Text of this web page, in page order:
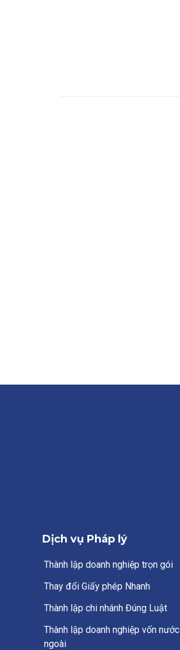
Dịch vụ Pháp lý
Thành lập doanh nghiệp trọn gói
Thay đổi Giấy phép Nhanh
Thành lập chi nhánh Đúng Luật
Thành lập doanh nghiệp vốn nước
ngoài